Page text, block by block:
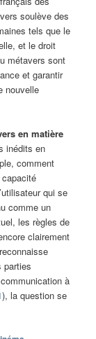
soulève des
tels que le
et le droit
métavers sont
et garantir
nouvelle
en matière
inédits en
comment
qui se
comme un
les règles de
clairement
parties
à
), la question se